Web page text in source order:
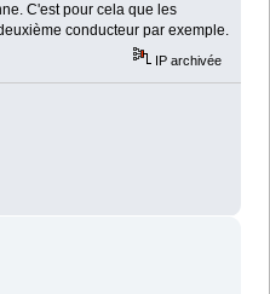
C'est pour cela que les
conducteur par exemple.
IP archivée